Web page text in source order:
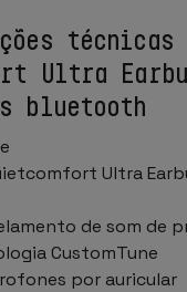
técnicas
Ultra
bluetooth
Ultra
de som de
CustomTune
por auricular